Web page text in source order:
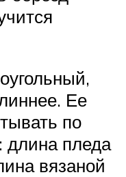
Ее
по
пледа
вязаной